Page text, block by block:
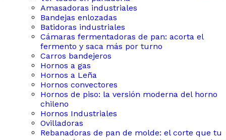
Amasadoras industriales
Bandejas enlozadas
Batidoras industriales
Cámaras fermentadoras de pan: acorta el
fermento y saca más por turno
Carros bandejeros
Hornos a gas
Hornos a Leña
Hornos convectores
Hornos de piso: la versión moderna del horno
chileno
Hornos Industriales
Ovilladoras
Rebanadoras de pan de molde: el corte que tu